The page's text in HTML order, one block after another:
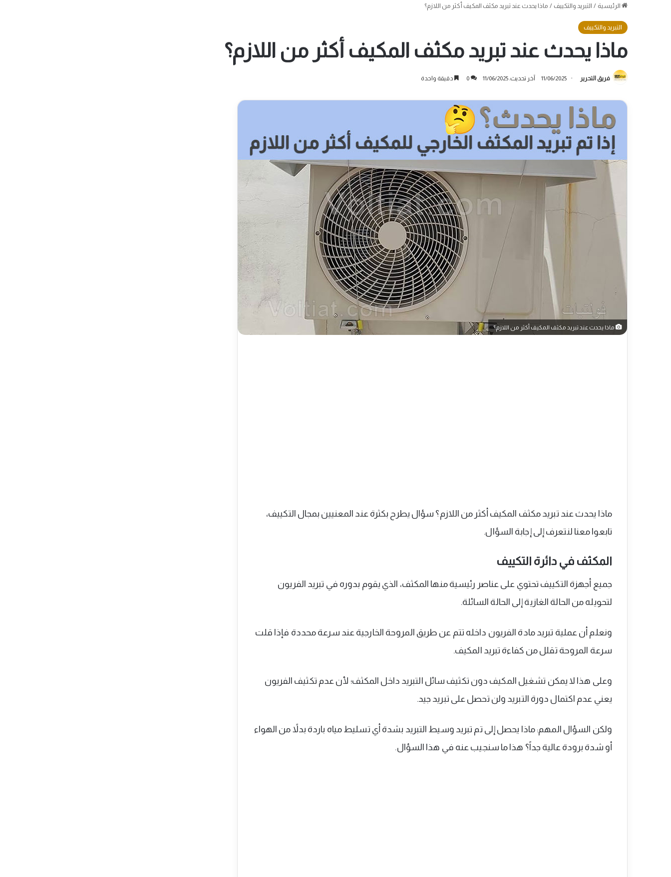
الرئيسية / التبريد والتكييف / ماذا يحدث عند تبريد مكثف المكيف أكثر من اللازم؟
التبريد والتكييف
ماذا يحدث عند تبريد مكثف المكيف أكثر من اللازم؟
فريق التحرير 11/06/2025 آخر تحديث: 11/06/2025 0 دقيقة واحدة
ماذا يحدث عند تبريد مكثف المكيف أكثر من اللازم؟
ماذا يحدث عند تبريد مكثف المكيف أكثر من اللازم؟ سؤال يطرح بكثرة عند المعنيين بمجال التكييف،
تابعوا معنا لنتعرف إلى إجابة السؤال.
المكثف في دائرة التكييف
جميع أجهزة التكييف تحتوي على عناصر رئيسية منها المكثف، الذي يقوم بدوره في تبريد الفريون
لتحويله من الحالة الغازية إلى الحالة السائلة.
ونعلم أن عملية تبريد مادة الفريون داخله تتم عن طريق المروحة الخارجية عند سرعة محددة فإذا قلت
سرعة المروحة تقلل من كفاءة تبريد المكيف.
وعلى هذا لا يمكن تشغيل المكيف دون تكثيف سائل التبريد داخل المكثف؛ لأن عدم تكثيف الفريون
يعني عدم اكتمال دورة التبريد ولن تحصل على تبريد جيد.
ولكن السؤال المهم: ماذا يحصل إلى تم تبريد وسيط التبريد بشدة أي تسليط مياه باردة بدلاً من الهواء
أو شدة برودة عالية جداً؟ هذا ما سنجيب عنه في هذا السؤال.